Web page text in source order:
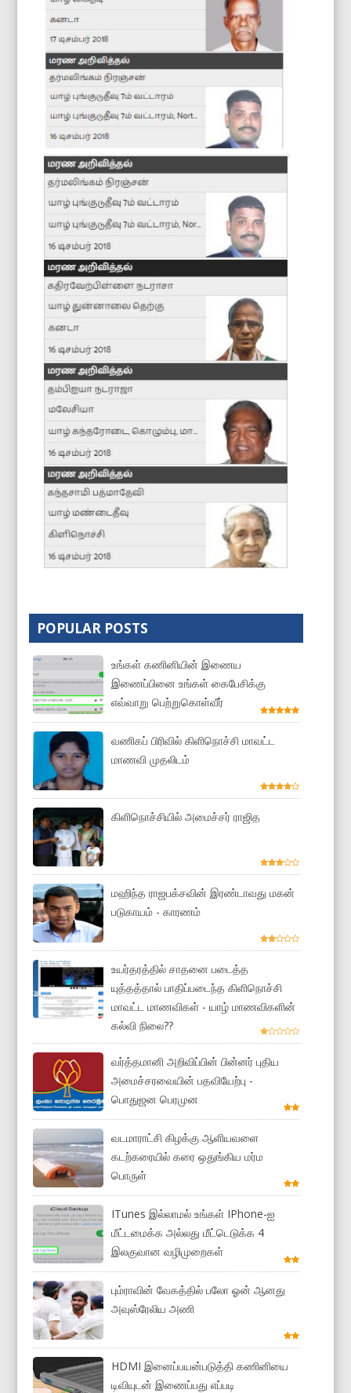
POPULAR POSTS
உங்கள் கணினியின் இணைய
இணைப்பினை உங்கள் கைபேசிக்கு
எவ்வாறு பெற்றுகொள்வீர்
வணிகப் பிரிவில் கிளிநொச்சி மாவட்ட
மாணவி முதலிடம்
கிளிநொச்சியில் அமைச்சர் ராஜித
மஹிந்த ராஜபக்சவின் இரண்டாவது மகன்
படுகாயம் - காரணம்
உயர்தரத்தில் சாதனை படைத்த
யுத்தத்தால் பாதிப்படைந்த கிளிநொச்சி
மாவட்ட மாணவிகள் - யாழ் மாணவிகளின்
கல்வி நிலை??
வர்த்தமானி அறிவிப்பின் பின்னர் புதிய
அமைச்சரவையின் பதவியேற்பு -
பொதுஜன பெரமுன
வடமாராட்சி கிழக்கு ஆளியவளை
கடற்கரையில் கரை ஒதுங்கிய மர்ம
பொருள்
ITunes இல்லாமல் உங்கள் IPhone-ஐ
மீட்டமைக்க அல்லது மீட்டெடுக்க 4
இலகுவான வழிமுறைகள்
பும்ராவின் வேகத்தில் பலோ ஓன் ஆனது
அவுஸ்ரேலிய அணி
HDMI இனைப்பயன்படுத்தி கணினியை
டிவியுடன் இணைப்பது எப்படி